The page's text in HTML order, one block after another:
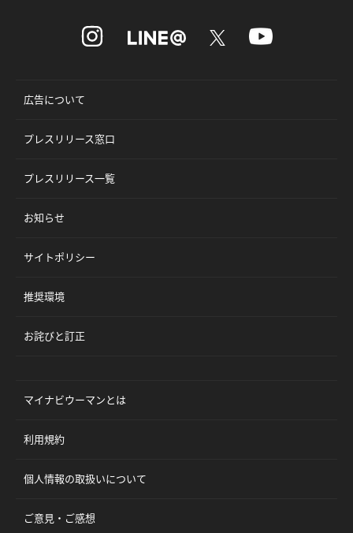
広告について
プレスリリース窓口
プレスリリース一覧
お知らせ
サイトポリシー
推奨環境
お詫びと訂正
マイナビウーマンとは
利用規約
個人情報の取扱いについて
ご意見・ご感想